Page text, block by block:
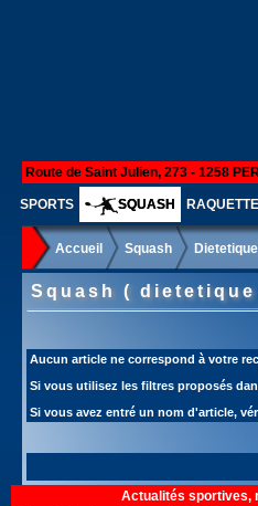
Route de Saint Julien, 273 - 1258
SPORTS SQUASH
Accueil Squash Dietetique
Squash (
Aucun article ne correspond à votre
Si vous utilisez les filtres proposés
Si vous avez entré un nom d'article,
Actualités sportives,